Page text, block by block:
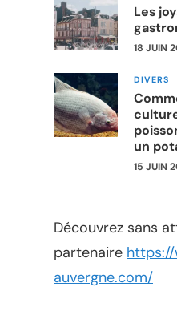
Les
18 JUIN
DIVERS
un
15 JUIN
Découvrez sans
partenaire
auvergne.com/